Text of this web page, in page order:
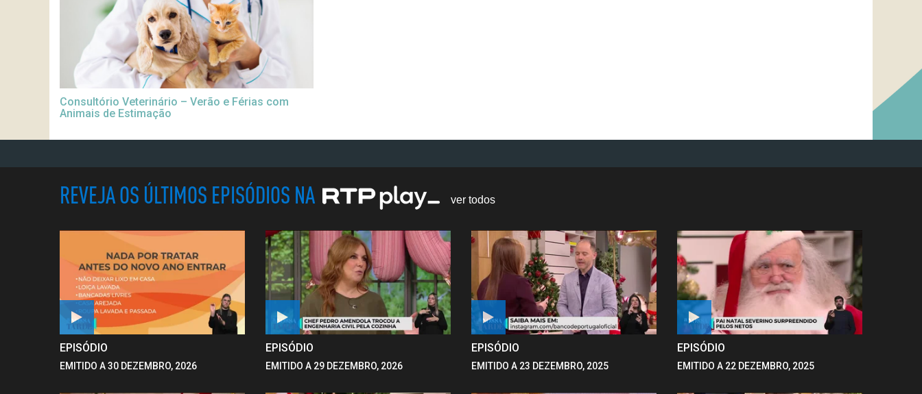
Consultório Veterinário – Verão e Férias com
Animais de Estimação
REVEJA OS ÚLTIMOS EPISÓDIOS NA ver todos
EPISÓDIO
EMITIDO A 30 DEZEMBRO, 2026
EPISÓDIO
EMITIDO A 29 DEZEMBRO, 2026
EPISÓDIO
EMITIDO A 23 DEZEMBRO, 2025
EPISÓDIO
EMITIDO A 22 DEZEMBRO, 2025